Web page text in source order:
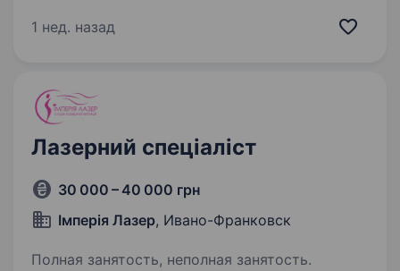
808 lazer room, проводимо конкурсний набір
1 нед. назад
Лазерний спеціаліст
30 000 – 40 000 грн
Імперія Лазер, Ивано-Франковск
Полная занятость, неполная занятость.